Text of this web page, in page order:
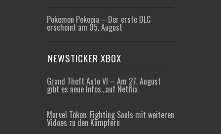
Pokemon Pokopia – Der erste DLC
erscheint am 05. August
NEWSTICKER XBOX
Grand Theft Auto VI – Am 27. August
gibt es neue Infos…auf Netflix
Marvel Tōkon: Fighting Souls mit weiteren
Vidoes zu den Kämpfern